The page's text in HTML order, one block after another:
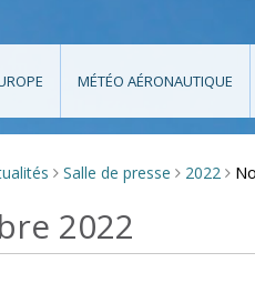
MÉTÉO AÉRONAUTIQUE
> Salle de presse > 2022 >
2022